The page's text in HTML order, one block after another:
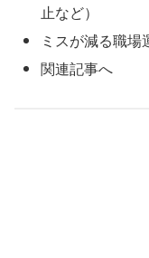
止など）
ミスが減る職場
関連記事へ